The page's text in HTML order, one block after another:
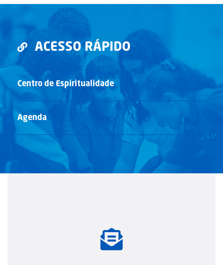
ACESSO RÁPIDO
Centro de Espiritualidade
Agenda